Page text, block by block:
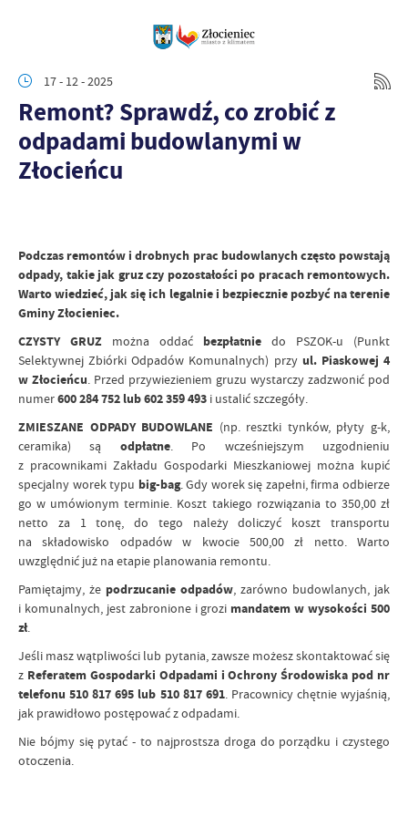
17 - 12 - 2025
Remont? Sprawdź, co zrobić z
odpadami budowlanymi w
Złocieńcu
Podczas remontów i drobnych prac budowlanych często powstają
odpady, takie jak gruz czy pozostałości po pracach remontowych.
Warto wiedzieć, jak się ich legalnie i bezpiecznie pozbyć na terenie
Gminy Złocieniec.
CZYSTY GRUZ można oddać bezpłatnie do PSZOK-u (Punkt
Selektywnej Zbiórki Odpadów Komunalnych) przy ul. Piaskowej 4
w Złocieńcu. Przed przywiezieniem gruzu wystarczy zadzwonić pod
numer600 284 752 lub 602 359 493 i ustalić szczegóły.
ZMIESZANE ODPADY BUDOWLANE (np. resztki tynków, płyty g-k,
ceramika) są odpłatne. Po wcześniejszym uzgodnieniu
z pracownikami Zakładu Gospodarki Mieszkaniowej można kupić
specjalny worek typu big-bag. Gdy worek się zapełni, firma odbierze
go w umówionym terminie. Koszt takiego rozwiązania to 350,00 zł
netto za 1 tonę, do tego należy doliczyć koszt transportu
na składowisko odpadów w kwocie 500,00 zł netto. Warto
uwzględnić już na etapie planowania remontu.
Pamiętajmy, że podrzucanie odpadów, zarówno budowlanych, jak
i komunalnych, jest zabronione i grozi mandatem w wysokości 500
zł.
Jeśli masz wątpliwości lub pytania, zawsze możesz skontaktować się
z Referatem Gospodarki Odpadami i Ochrony Środowiska pod nr
telefonu 510 817 695 lub 510 817 691. Pracownicy chętnie wyjaśnią,
jak prawidłowo postępować z odpadami.
Nie bójmy się pytać - to najprostsza droga do porządku i czystego
otoczenia.